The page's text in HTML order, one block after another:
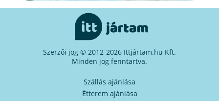
Szerzői jog © 2012-2026 Ittjártam.hu Kft.
Minden jog fenntartva.
Szállás ajánlása
Étterem ajánlása